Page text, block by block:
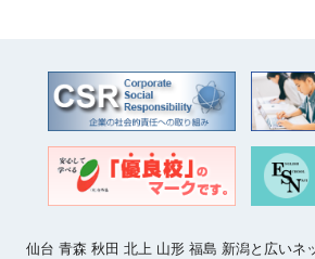
仙台 青森 秋田 北上 山形 福島 新潟と広いネ